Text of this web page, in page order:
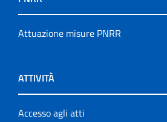
Attuazione misure PNRR
ATTIVITÀ
Accesso agli atti